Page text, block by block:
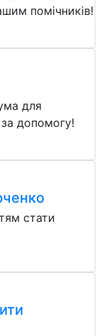
помічників!
для
за допомогу!
стати